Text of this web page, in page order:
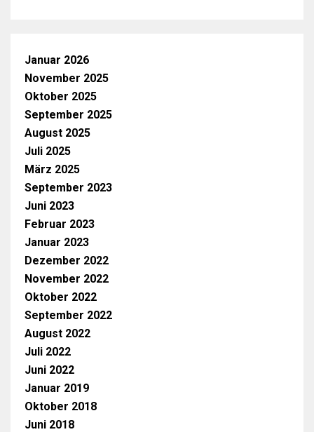
Januar 2026
November 2025
Oktober 2025
September 2025
August 2025
Juli 2025
März 2025
September 2023
Juni 2023
Februar 2023
Januar 2023
Dezember 2022
November 2022
Oktober 2022
September 2022
August 2022
Juli 2022
Juni 2022
Januar 2019
Oktober 2018
Juni 2018